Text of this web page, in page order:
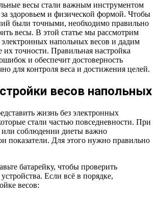
весы стали важным инструментом
за здоровьем и физической формой. Чтобы
были точными, необходимо правильно
весы. В этой статье мы рассмотрим
электронных напольных весов и дадим
их точности. Правильная настройка
и обеспечит достоверность
для контроля веса и достижения целей.
весов напольных
жизнь без электронных
стали частью повседневности. При
или соблюдении диеты важно
показатели. Для этого нужно правильно
батарейку, чтобы проверить
Если всё в порядке,
весов: